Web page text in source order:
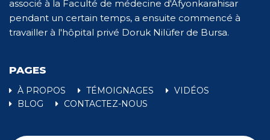
associé à la Faculté de médecine d'Afyonkarahisar
pendant un certain temps, a ensuite commencé à
travailler à l'hôpital privé Doruk Nilüfer de Bursa.
PAGES
À PROPOS TÉMOIGNAGES
VIDÉOS
BLOG
CONTACTEZ-NOUS